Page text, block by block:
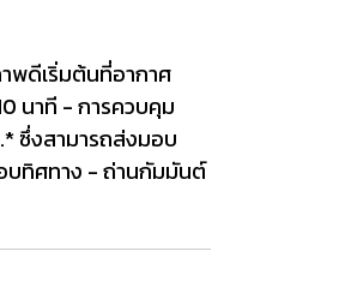
พดีเริ่มต้นที่อากาศ
นาที - การควบคุม
ซึ่งสามารถส่งมอบ
บทิศทาง - ถ่านกัมมันต์